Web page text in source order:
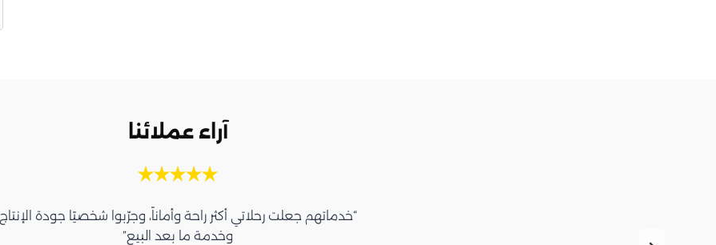
آراء عملائنا
“خدماتهم جعلت رحلاتي أكثر راحة وأماناً، وجرّبوا شخصيًا جودة الإنتاج
وخدمة ما بعد البيع”